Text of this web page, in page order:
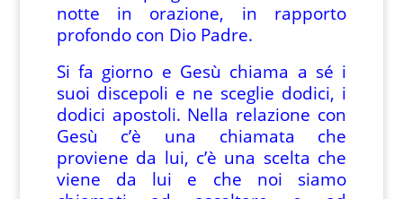
notte in orazione, in rapporto
profondo con Dio Padre.
Si fa giorno e Gesù chiama a sé i
suoi discepoli e ne sceglie dodici, i
dodici apostoli. Nella relazione con
Gesù c’è una chiamata che
proviene da lui, c’è una scelta che
viene da lui e che noi siamo